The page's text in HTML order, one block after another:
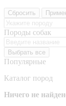
Сбросить
Породы собак
Выбрать все
Популярные
Каталог пород
Ничего не